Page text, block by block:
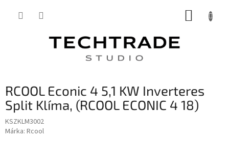
KOSÁR
RCOOL Econic 4 5,1 KW Inverteres
Split Klíma, (RCOOL ECONIC 4 18)
KSZKLM3002
Márka: Rcool